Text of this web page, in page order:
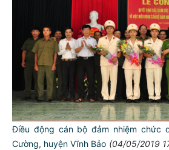
Điều động cán bộ đảm nhiệm chức
Cường, huyện Vĩnh Bảo (04/05/2019